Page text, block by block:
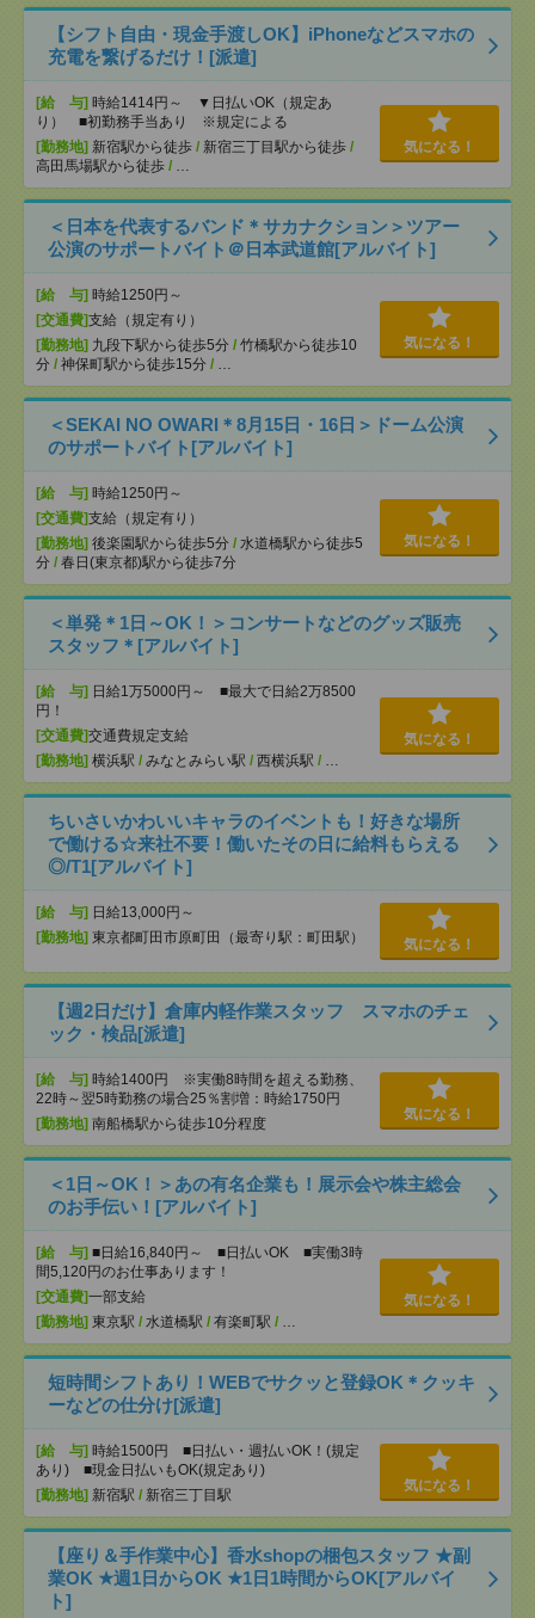
【シフト自由・現金手渡しOK】iPhoneなどスマホの
充電を繋げるだけ！[派遣]
[給 与] 時給1414円～ ▼日払いOK（規定あ
り） ■初勤務手当あり ※規定による
[勤務地] 新宿駅から徒歩 / 新宿三丁目駅から徒歩 /
高田馬場駅から徒歩 / …
気になる！
＜日本を代表するバンド＊サカナクション＞ツアー
公演のサポートバイト＠日本武道館[アルバイト]
[給 与] 時給1250円～
[交通費]支給（規定有り）
[勤務地] 九段下駅から徒歩5分 / 竹橋駅から徒歩10
分 / 神保町駅から徒歩15分 / …
気になる！
＜SEKAI NO OWARI＊8月15日・16日＞ドーム公演
のサポートバイト[アルバイト]
[給 与] 時給1250円～
[交通費]支給（規定有り）
[勤務地] 後楽園駅から徒歩5分 / 水道橋駅から徒歩5
分 / 春日(東京都)駅から徒歩7分
気になる！
＜単発＊1日～OK！＞コンサートなどのグッズ販売
スタッフ＊[アルバイト]
[給 与] 日給1万5000円～ ■最大で日給2万8500
円！
[交通費]交通費規定支給
[勤務地] 横浜駅 / みなとみらい駅 / 西横浜駅 / …
気になる！
ちいさいかわいいキャラのイベントも！好きな場所
で働ける☆来社不要！働いたその日に給料もらえる
◎/T1[アルバイト]
[給 与] 日給13,000円～
[勤務地] 東京都町田市原町田（最寄り駅：町田駅） 気になる！
【週2日だけ】倉庫内軽作業スタッフ スマホのチェ
ック・検品[派遣]
[給 与] 時給1400円 ※実働8時間を超える勤務、
22時～翌5時勤務の場合25％割増：時給1750円
[勤務地] 南船橋駅から徒歩10分程度
気になる！
＜1日～OK！＞あの有名企業も！展示会や株主総会
のお手伝い！[アルバイト]
[給 与] ■日給16,840円～ ■日払いOK ■実働3時
間5,120円のお仕事あります！
[交通費]一部支給
[勤務地] 東京駅 / 水道橋駅 / 有楽町駅 / …
気になる！
短時間シフトあり！WEBでサクッと登録OK＊クッキ
ーなどの仕分け[派遣]
[給 与] 時給1500円 ■日払い・週払いOK！(規定
あり) ■現金日払いもOK(規定あり)
[勤務地] 新宿駅 / 新宿三丁目駅
気になる！
【座り＆手作業中心】香水shopの梱包スタッフ ★副
業OK ★週1日からOK ★1日1時間からOK[アルバイ
ト]